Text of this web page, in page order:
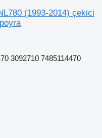
(1993-2014) çekici
3092710 7485114470